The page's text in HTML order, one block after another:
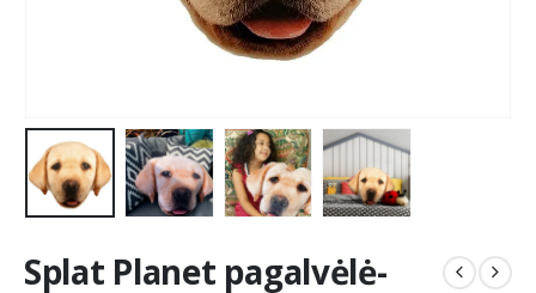
Splat Planet pagalvėlė-